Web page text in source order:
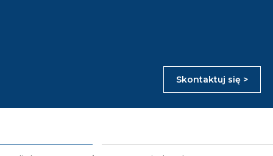
Skontaktuj się >